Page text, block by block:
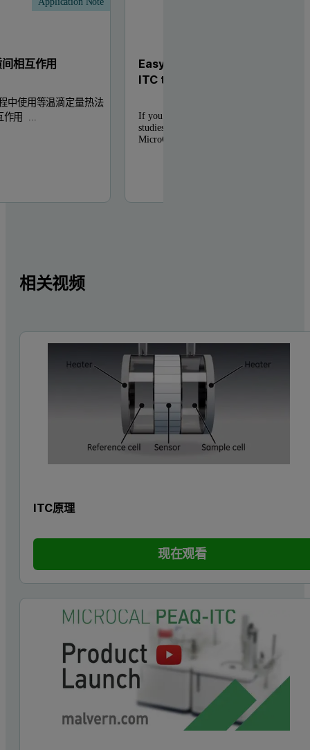
相互作用
中使用等温滴定量热法
用 ...
Easy Method Transfer from
ITC to PEAQ-ITC
If you previously used a Microcal VP-ITC
studies, you can perform the same
MicroCal PEAQ-ITC. ...
相关视频
ITC原理
现在观看